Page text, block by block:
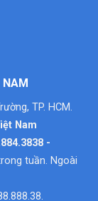
NAM
TP. HCM.
Nam
-
tuần. Ngoài